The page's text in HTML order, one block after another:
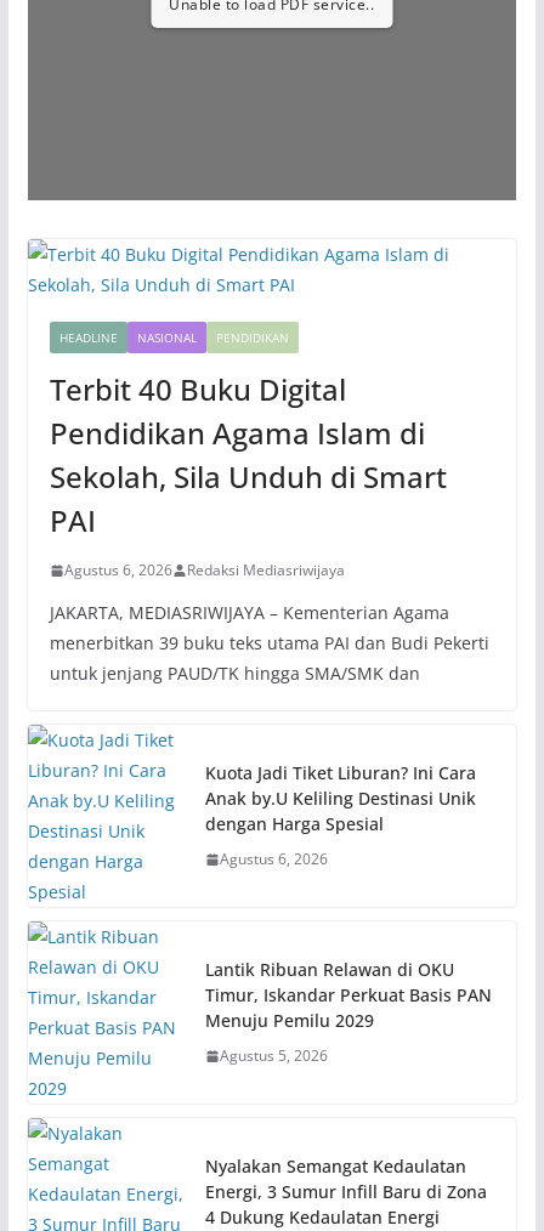
Unable to load PDF service..
HEADLINE NASIONAL PENDIDIKAN
Terbit 40 Buku Digital
Pendidikan Agama Islam di
Sekolah, Sila Unduh di Smart
PAI
Agustus 6, 2026 Redaksi Mediasriwijaya
JAKARTA, MEDIASRIWIJAYA – Kementerian Agama
menerbitkan 39 buku teks utama PAI dan Budi Pekerti
untuk jenjang PAUD/TK hingga SMA/SMK dan
Kuota Jadi Tiket Liburan? Ini Cara
Anak by.U Keliling Destinasi Unik
dengan Harga Spesial
Agustus 6, 2026
Lantik Ribuan Relawan di OKU
Timur, Iskandar Perkuat Basis PAN
Menuju Pemilu 2029
Agustus 5, 2026
Nyalakan Semangat Kedaulatan
Energi, 3 Sumur Infill Baru di Zona
4 Dukung Kedaulatan Energi